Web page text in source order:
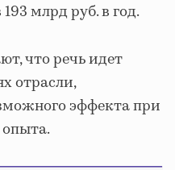
млрд руб. в год.
что речь идет
отрасли,
эффекта при